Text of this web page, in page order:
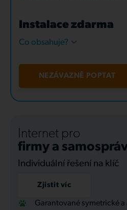
Instalace zdarma
Co obsahuje?
NEZÁVAZNĚ POPTAT
Internet pro
firmy a
Individuální řešení na klíč
Zjistit víc
Garantované symetrické